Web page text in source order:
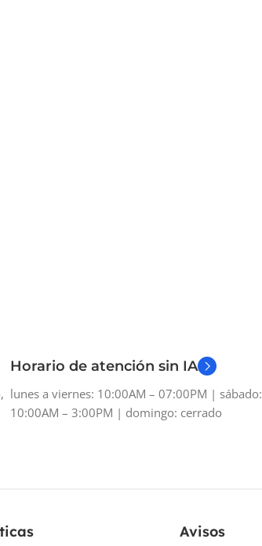
Horario de atención sin IA
lunes a viernes: 10:00AM – 07:00PM | sábado:
10:00AM – 3:00PM | domingo: cerrado
Avisos